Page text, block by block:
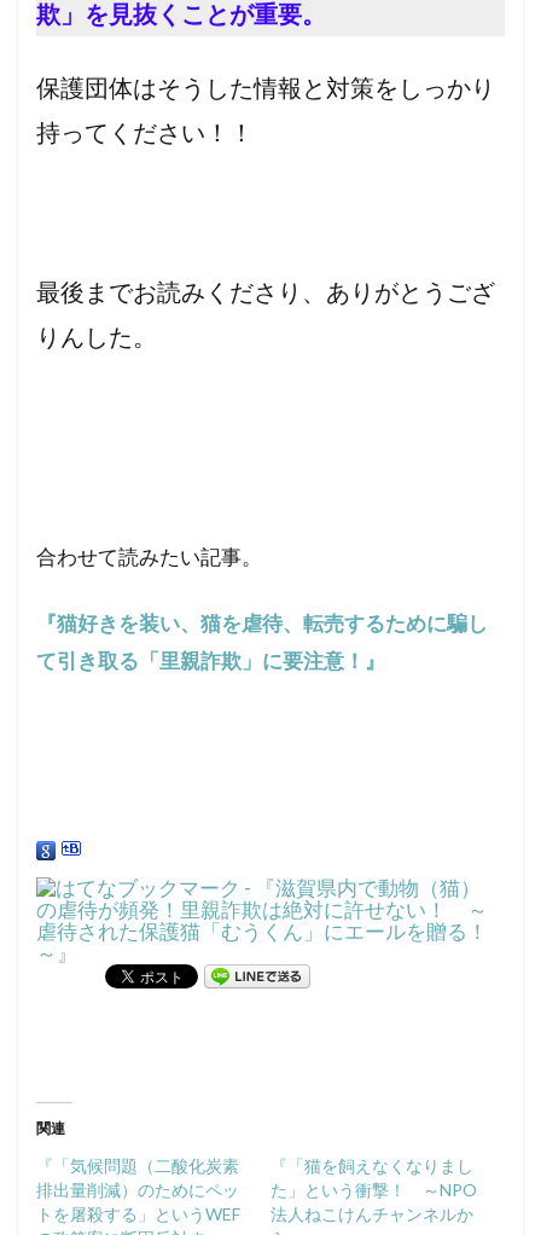
欺」を見抜くことが重要。
保護団体はそうした情報と対策をしっかり
持ってください！！
最後までお読みくださり、ありがとうござ
りんした。
合わせて読みたい記事。
『猫好きを装い、猫を虐待、転売するために騙し
て引き取る「里親詐欺」に要注意！』
関連
『「気候問題（二酸化炭素
排出量削減）のためにペッ
トを屠殺する」というWEF
『「猫を飼えなくなりまし
た」という衝撃！ ～NPO
法人ねこけんチャンネルか